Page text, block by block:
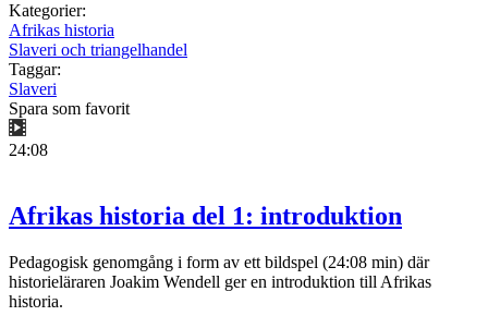
Kategorier:
Afrikas historia
Slaveri och triangelhandel
Taggar:
Slaveri
Spara som favorit
24:08
Afrikas historia del 1: introduktion
Pedagogisk genomgång i form av ett bildspel (24:08 min) där
historieläraren Joakim Wendell ger en introduktion till Afrikas
historia.